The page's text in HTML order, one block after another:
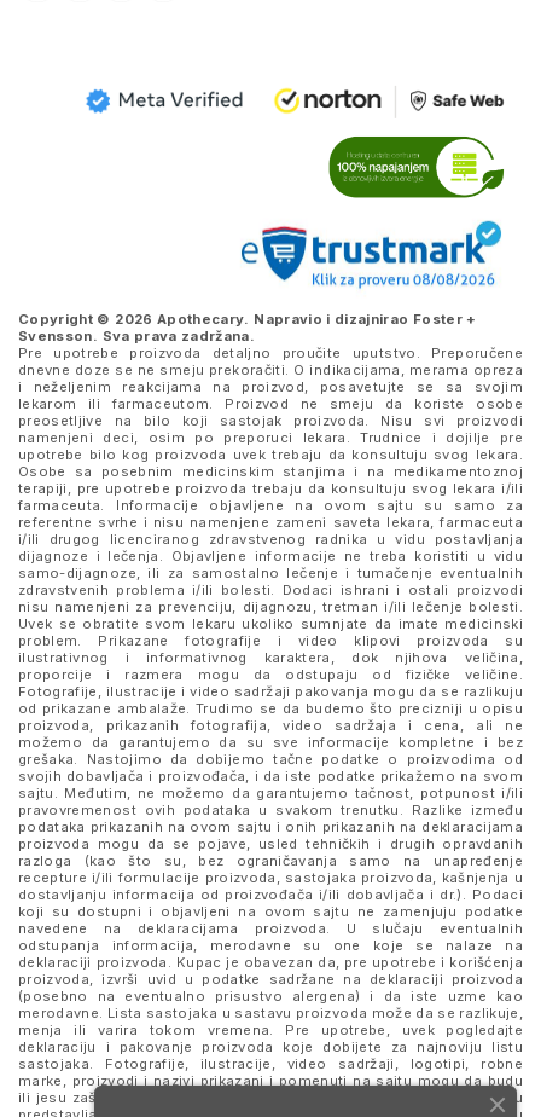
Copyright © 2026 Apothecary. Napravio i dizajnirao Foster +
Svensson. Sva prava zadržana.
Pre upotrebe proizvoda detaljno proučite uputstvo. Preporučene
dnevne doze se ne smeju prekoračiti. O indikacijama, merama opreza
i neželjenim reakcijama na proizvod, posavetujte se sa svojim
lekarom ili farmaceutom. Proizvod ne smeju da koriste osobe
preosetljive na bilo koji sastojak proizvoda. Nisu svi proizvodi
namenjeni deci, osim po preporuci lekara. Trudnice i dojilje pre
upotrebe bilo kog proizvoda uvek trebaju da konsultuju svog lekara.
Osobe sa posebnim medicinskim stanjima i na medikamentoznoj
terapiji, pre upotrebe proizvoda trebaju da konsultuju svog lekara i/ili
farmaceuta. Informacije objavljene na ovom sajtu su samo za
referentne svrhe i nisu namenjene zameni saveta lekara, farmaceuta
i/ili drugog licenciranog zdravstvenog radnika u vidu postavljanja
dijagnoze i lečenja. Objavljene informacije ne treba koristiti u vidu
samo-dijagnoze, ili za samostalno lečenje i tumačenje eventualnih
zdravstvenih problema i/ili bolesti. Dodaci ishrani i ostali proizvodi
nisu namenjeni za prevenciju, dijagnozu, tretman i/ili lečenje bolesti.
Uvek se obratite svom lekaru ukoliko sumnjate da imate medicinski
problem. Prikazane fotografije i video klipovi proizvoda su
ilustrativnog i informativnog karaktera, dok njihova veličina,
proporcije i razmera mogu da odstupaju od fizičke veličine.
Fotografije, ilustracije i video sadržaji pakovanja mogu da se razlikuju
od prikazane ambalaže. Trudimo se da budemo što precizniji u opisu
proizvoda, prikazanih fotografija, video sadržaja i cena, ali ne
možemo da garantujemo da su sve informacije kompletne i bez
grešaka. Nastojimo da dobijemo tačne podatke o proizvodima od
svojih dobavljača i proizvođača, i da iste podatke prikažemo na svom
sajtu. Međutim, ne možemo da garantujemo tačnost, potpunost i/ili
pravovremenost ovih podataka u svakom trenutku. Razlike između
podataka prikazanih na ovom sajtu i onih prikazanih na deklaracijama
proizvoda mogu da se pojave, usled tehničkih i drugih opravdanih
razloga (kao što su, bez ograničavanja samo na unapređenje
recepture i/ili formulacije proizvoda, sastojaka proizvoda, kašnjenja u
dostavljanju informacija od proizvođača i/ili dobavljača i dr.). Podaci
koji su dostupni i objavljeni na ovom sajtu ne zamenjuju podatke
navedene na deklaracijama proizvoda. U slučaju eventualnih
odstupanja informacija, merodavne su one koje se nalaze na
deklaraciji proizvoda. Kupac je obavezan da, pre upotrebe i korišćenja
proizvoda, izvrši uvid u podatke sadržane na deklaraciji proizvoda
(posebno na eventualno prisustvo alergena) i da iste uzme kao
merodavne. Lista sastojaka u sastavu proizvoda može da se razlikuje,
menja ili varira tokom vremena. Pre upotrebe, uvek pogledajte
deklaraciju i pakovanje proizvoda koje dobijete za najnoviju listu
sastojaka. Fotografije, ilustracije, video sadržaji, logotipi, robne
marke, proizvodi i nazivi prikazani i pomenuti na sajtu mogu da budu
ili jesu zaštitni znaci njihovih kompanija. Proizvodi prikazani na sajtu